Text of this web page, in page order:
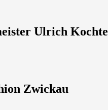
Ulrich Kochte
Zwickau